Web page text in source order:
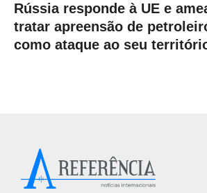
Rússia responde à UE e
tratar apreensão de
como ataque ao seu